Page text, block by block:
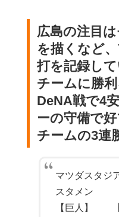
広島の注目
を描くなど
打を記録し
チームに勝
DeNA戦で4
ーの守備で
チームの3連
マツダスタジ
スタメン
【巨人】 【